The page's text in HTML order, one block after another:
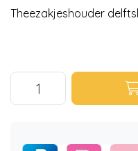
Theezakjeshouder